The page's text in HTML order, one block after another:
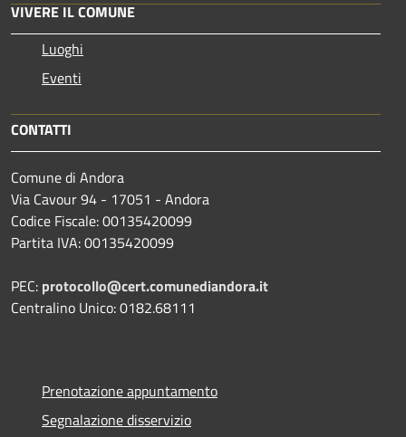
VIVERE IL COMUNE
Luoghi
Eventi
CONTATTI
Comune di Andora
Via Cavour 94 - 17051 - Andora
Codice Fiscale: 00135420099
Partita IVA: 00135420099
PEC: protocollo@cert.comunediandora.it
Centralino Unico: 0182.68111
Prenotazione appuntamento
Segnalazione disservizio